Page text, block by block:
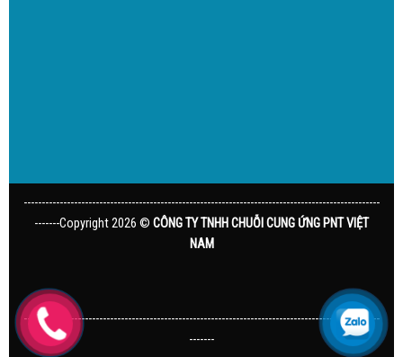
---------------------------------------------------------------------------------------------------
-------Copyright 2026 © CÔNG TY TNHH CHUỖI CUNG ỨNG PNT VIỆT
NAM
---------------------------------------------------------------------------------------------------
-------